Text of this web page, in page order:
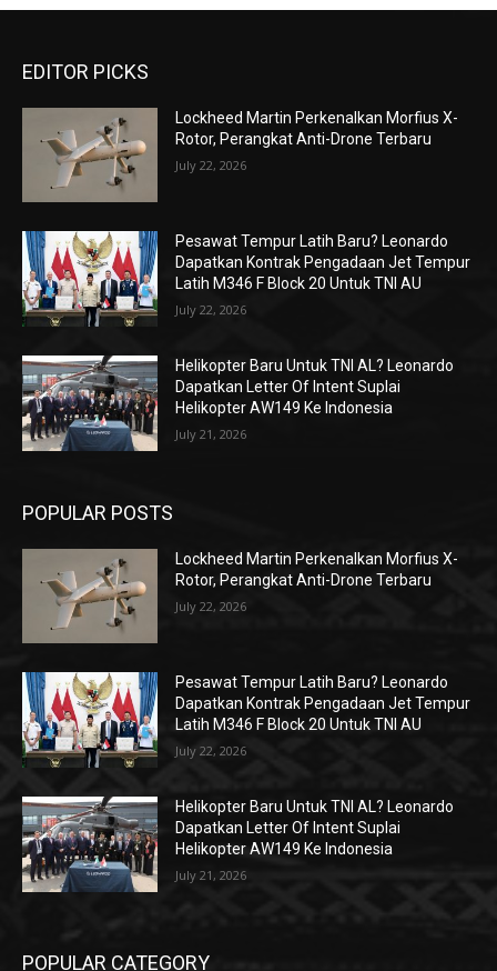
EDITOR PICKS
Lockheed Martin Perkenalkan Morfius X-
Rotor, Perangkat Anti-Drone Terbaru
July 22, 2026
Pesawat Tempur Latih Baru? Leonardo
Dapatkan Kontrak Pengadaan Jet Tempur
Latih M346 F Block 20 Untuk TNI AU
July 22, 2026
Helikopter Baru Untuk TNI AL? Leonardo
Dapatkan Letter Of Intent Suplai
Helikopter AW149 Ke Indonesia
July 21, 2026
POPULAR POSTS
Lockheed Martin Perkenalkan Morfius X-
Rotor, Perangkat Anti-Drone Terbaru
July 22, 2026
Pesawat Tempur Latih Baru? Leonardo
Dapatkan Kontrak Pengadaan Jet Tempur
Latih M346 F Block 20 Untuk TNI AU
July 22, 2026
Helikopter Baru Untuk TNI AL? Leonardo
Dapatkan Letter Of Intent Suplai
Helikopter AW149 Ke Indonesia
July 21, 2026
POPULAR CATEGORY